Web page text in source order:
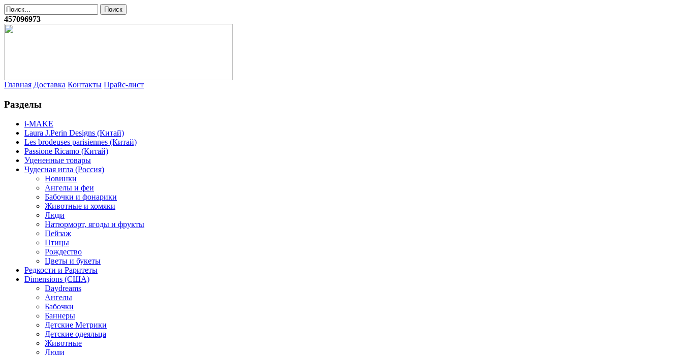
457096973
Главная Доставка Контакты Прайс-лист
Разделы
i-MAKE
Laura J.Perin Designs (Китай)
Les brodeuses parisiennes (Китай)
Passione Ricamo (Китай)
Уцененные товары
Чудесная игла (Россия)
Новинки
Ангелы и феи
Бабочки и фонарики
Животные и хомяки
Люди
Натюрморт, ягоды и фрукты
Пейзаж
Птицы
Рождество
Цветы и букеты
Редкости и Раритеты
Dimensions (США)
Daydreams
Ангелы
Бабочки
Баннеры
Детские Метрики
Детские одеяльца
Животные
Люди